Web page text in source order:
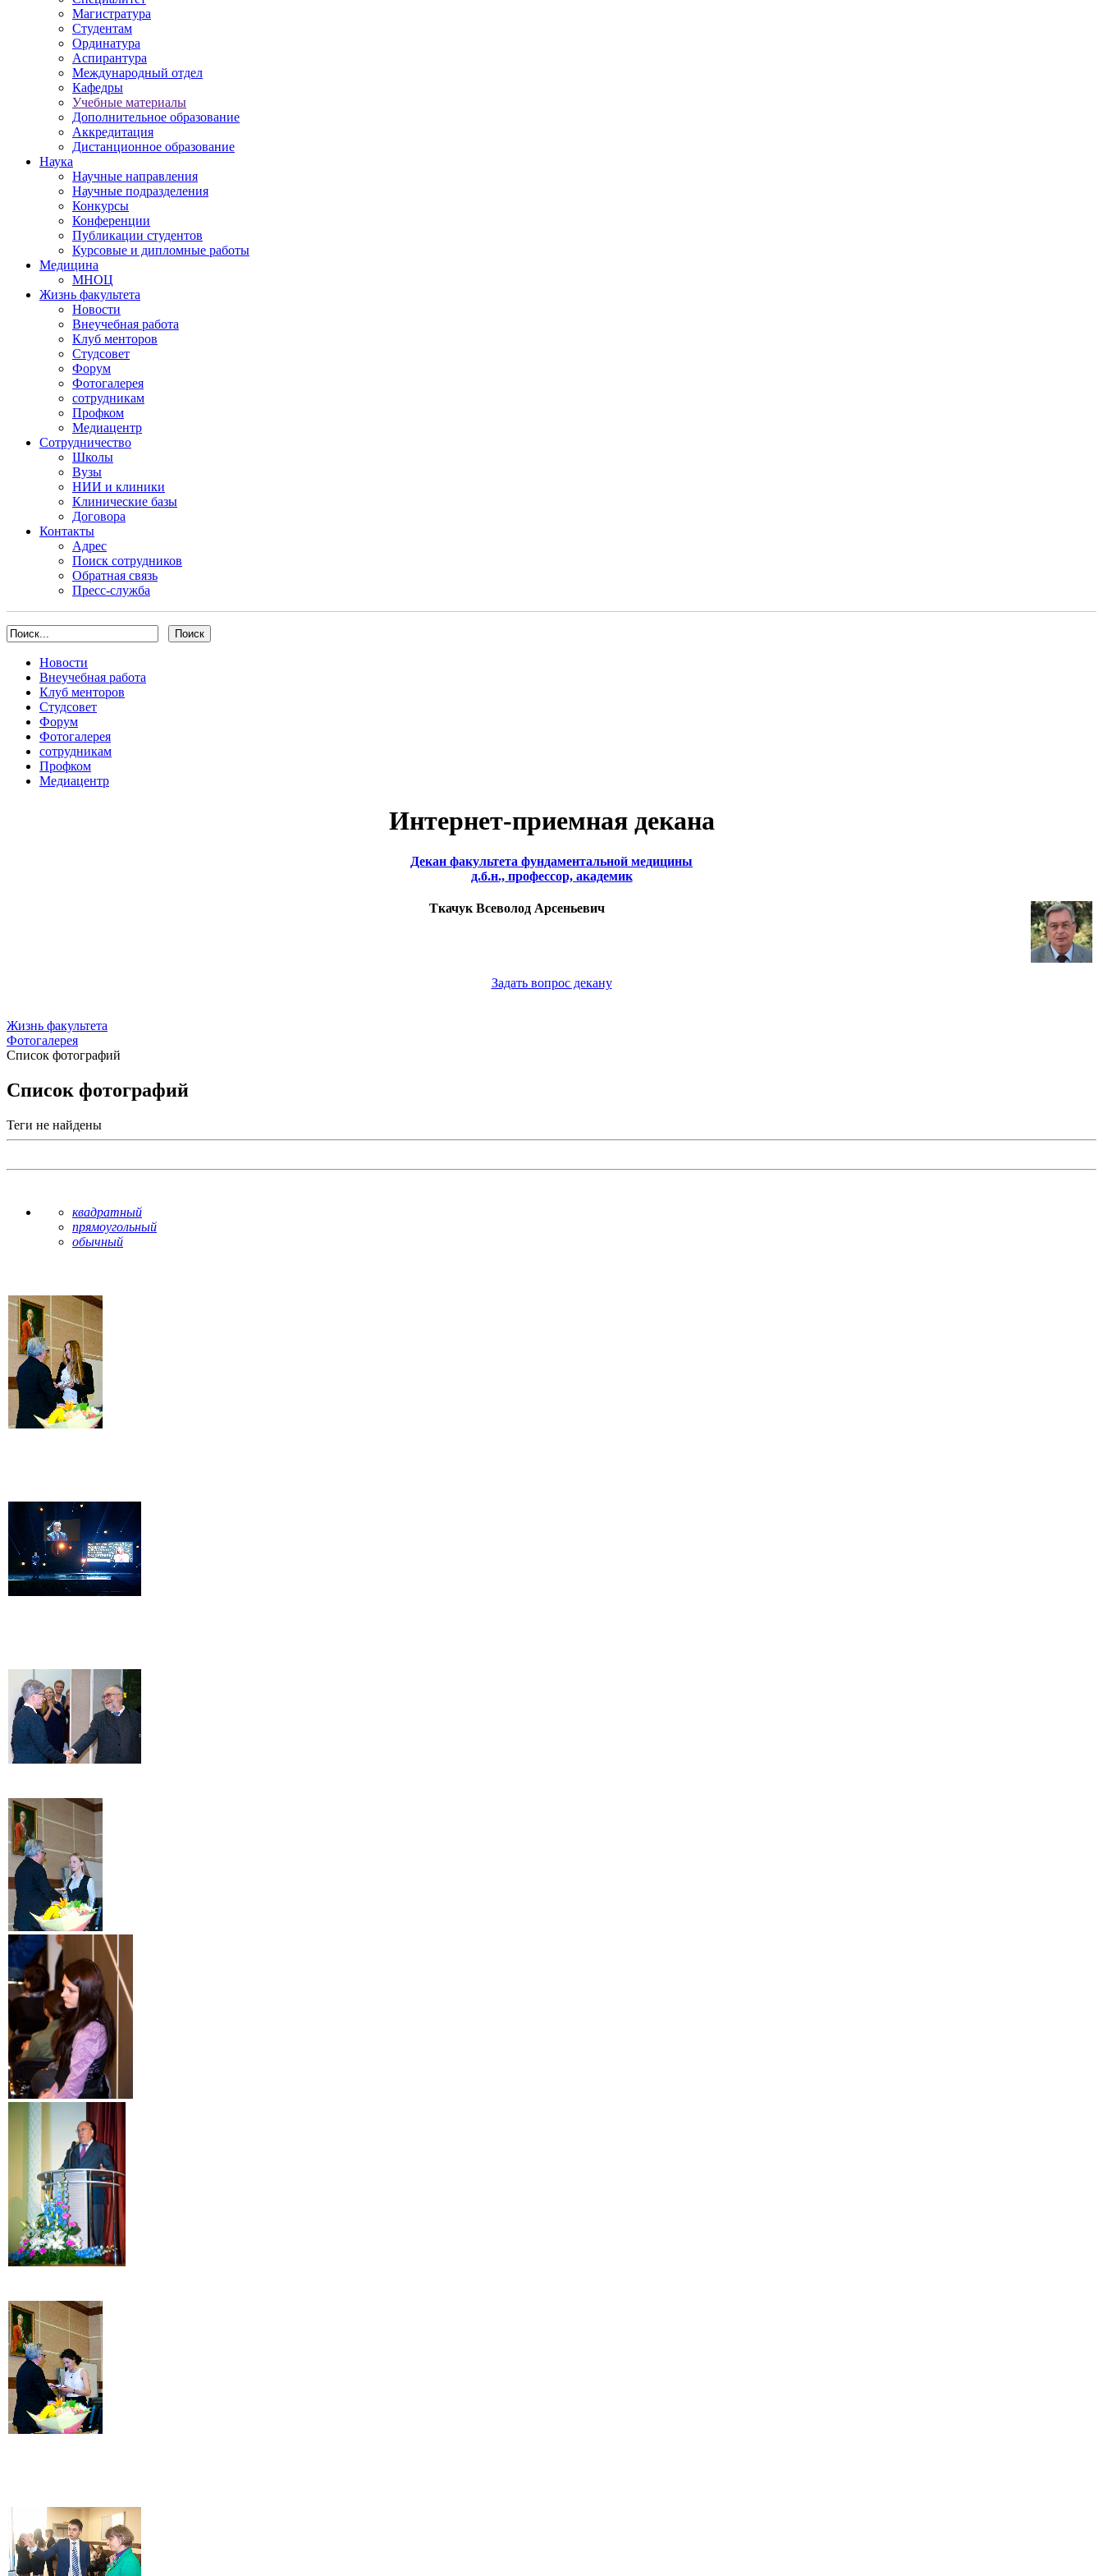
Магистратура
Студентам
Ординатура
Аспирантура
Международный отдел
Кафедры
Учебные материалы
Дополнительное образование
Аккредитация
Дистанционное образование
Наука
Научные направления
Научные подразделения
Конкурсы
Конференции
Публикации студентов
Курсовые и дипломные работы
Медицина
МНОЦ
Жизнь факультета
Новости
Внеучебная работа
Клуб менторов
Студсовет
Форум
Фотогалерея
сотрудникам
Профком
Медиацентр
Сотрудничество
Школы
Вузы
НИИ и клиники
Клинические базы
Договора
Контакты
Адрес
Поиск сотрудников
Обратная связь
Пресс-служба
Новости
Внеучебная работа
Клуб менторов
Студсовет
Форум
Фотогалерея
сотрудникам
Профком
Медиацентр
Интернет-приемная декана
Декан факультета фундаментальной медицины
д.б.н., профессор, академик
Ткачук Всеволод Арсеньевич
Задать вопрос декану
Жизнь факультета
Фотогалерея
Список фотографий
Список фотографий
Теги не найдены
квадратный
прямоугольный
обычный